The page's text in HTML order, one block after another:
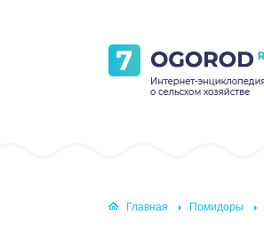
Главная Помидоры